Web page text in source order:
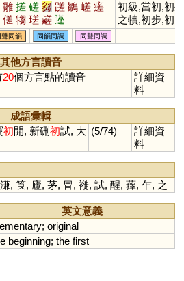
雛 搓 磋 芻 蹉 鶵 嵯 瘥
傞 犓 瑳 鹺 遳
初級,當初,初生
之犢,初步,初
選,初期,初審,
初賽,初一,初
衷,初犯,初中,
初時,初學者,初
稿,初試啼聲,初
階,初戀,初夏,
初學,初冬,初
診,初等,初版,
初旬,初春,初
更,初度
聲同韻 同韻同調 同聲同調
其他方言讀音
20個方言點的讀音
詳細資
料
成語彙輯
初開, 新硎初試, 大 (5/74)
詳細資
料
溓, 筤, 廬, 茅, 冒, 褷, 試, 醒, 蘀, 乍, 之
英文意義
; original
beginning; the first